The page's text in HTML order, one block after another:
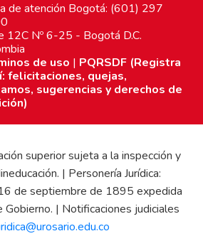
de atención Bogotá: (601) 297
12C Nº 6-25 - Bogotá D.C.
de uso | PQRSDF (Registra
felicitaciones, quejas,
sugerencias y derechos de
superior sujeta a la inspección y
| Personería Jurídica:
de septiembre de 1895 expedida
| Notificaciones judiciales